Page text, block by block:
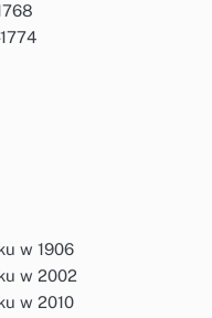
w 1906
w 2002
w 2010